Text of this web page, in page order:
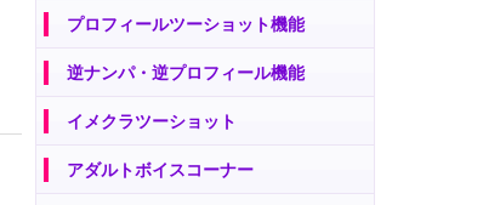
プロフィールツーショット機能
逆ナンパ・逆プロフィール機能
イメクラツーショット
アダルトボイスコーナー